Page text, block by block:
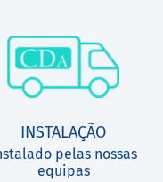
INSTALAÇÃO
pelas nossas
equipas